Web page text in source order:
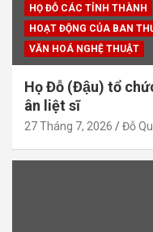
HỌ ĐỖ CÁC TỈNH THÀNH
HOẠT ĐỘNG CỦA BAN
VĂN HOÁ NGHỆ THUẬT
Họ Đỗ (Đậu) tổ
ân liệt sĩ
27 Tháng 7, 2026 Đỗ